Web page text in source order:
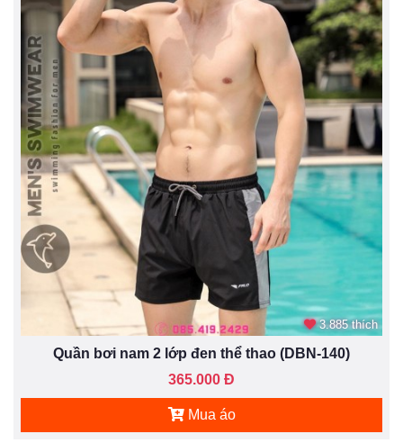
3.885 thích
Quần bơi nam 2 lớp đen thể thao (DBN-140)
365.000 Đ
Mua áo